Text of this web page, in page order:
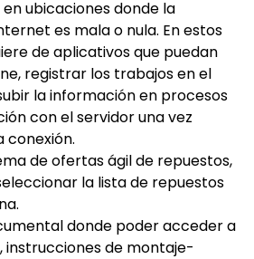
ubicaciones donde la
es mala o nula. En estos
de aplicativos que puedan
registrar los trabajos en el
la información en procesos
con el servidor una vez
conexión.
de ofertas ágil de repuestos,
la lista de repuestos
donde poder acceder a
instrucciones de montaje-